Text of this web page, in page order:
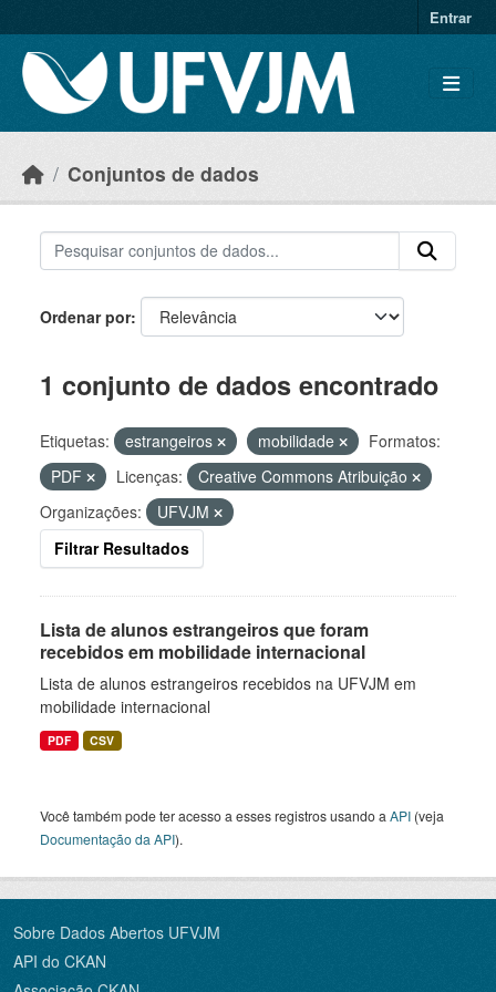
Entrar
Conjuntos de dados
Ordenar por
1 conjunto de dados encontrado
Etiquetas: estrangeiros mobilidade
Formatos:
PDF
Licenças:
Creative Commons Atribuição
Organizações:
UFVJM
Filtrar Resultados
Lista de alunos estrangeiros que foram
recebidos em mobilidade internacional
Lista de alunos estrangeiros recebidos na UFVJM em
mobilidade internacional
PDF CSV
Você também pode ter acesso a esses registros usando a API (veja
Documentação da API).
Sobre Dados Abertos UFVJM
API do CKAN